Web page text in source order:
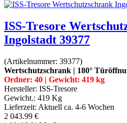
ISS-Tresore
Ingolstadt 39377
(Artikelnummer: 39377)
Wertschutzschrank | 180°
Ordner: 40 | Gewicht: 419 kg
Hersteller: ISS-Tresore
Gewicht.: 419 Kg
Lieferzeit: Aktuell ca. 4-6 Wochen
2 043.99 €